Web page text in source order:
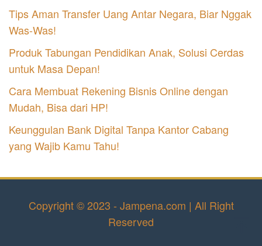
Tips Aman Transfer Uang Antar Negara, Biar Nggak
Was-Was!
Produk Tabungan Pendidikan Anak, Solusi Cerdas
untuk Masa Depan!
Cara Membuat Rekening Bisnis Online dengan
Mudah, Bisa dari HP!
Keunggulan Bank Digital Tanpa Kantor Cabang
yang Wajib Kamu Tahu!
Copyright © 2023 - Jampena.com | All Right
Reserved